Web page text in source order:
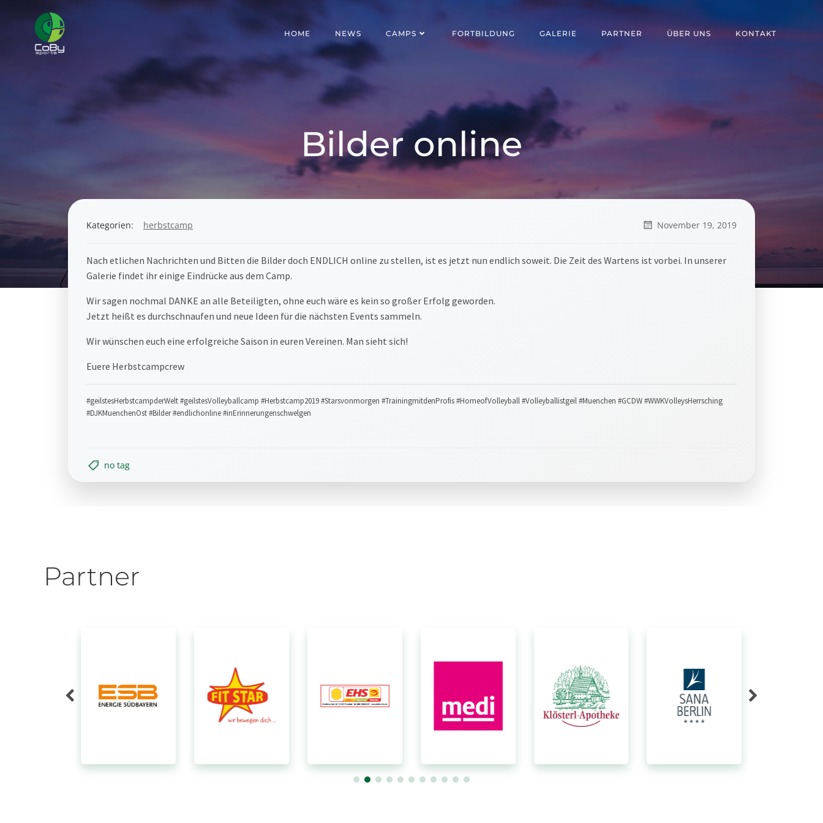
springen
HOME NEWS CAMPS FORTBILDUNG GALERIE PARTNER ÜBER UNS KONTAKT
Bilder online
Kategorien: herbstcamp November 19, 2019
Nach etlichen Nachrichten und Bitten die Bilder doch ENDLICH online zu stellen, ist es jetzt nun endlich soweit. Die Zeit des Wartens ist vorbei. In unserer
Galerie findet ihr einige Eindrücke aus dem Camp.
Wir sagen nochmal DANKE an alle Beteiligten, ohne euch wäre es kein so großer Erfolg geworden.
Jetzt heißt es durchschnaufen und neue Ideen für die nächsten Events sammeln.
Wir wünschen euch eine erfolgreiche Saison in euren Vereinen. Man sieht sich!
Euere Herbstcampcrew
#geilstesHerbstcampderWelt #geilstesVolleyballcamp #Herbstcamp2019 #Starsvonmorgen #TrainingmitdenProfis #HomeofVolleyball #Volleyballistgeil #Muenchen #GCDW #WWKVolleysHerrsching
#DJKMuenchenOst #Bilder #endlichonline #inErinnerungenschwelgen
no tag
Partner